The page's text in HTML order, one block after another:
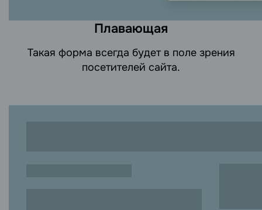
Плавающая
Такая форма всегда будет в поле зрения
посетителей сайта.